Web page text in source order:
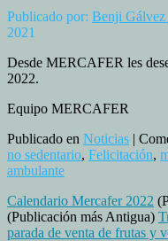
Publicado por: Benji Gálvez
2021
Desde MERCAFER les
2022.
Equipo MERCAFER
Publicado en Noticias |
no sedentario, Felicitación,
ambulante
Calendario Mercafer 2022
(Publicación más Antigua)
parada de venta de frutas y